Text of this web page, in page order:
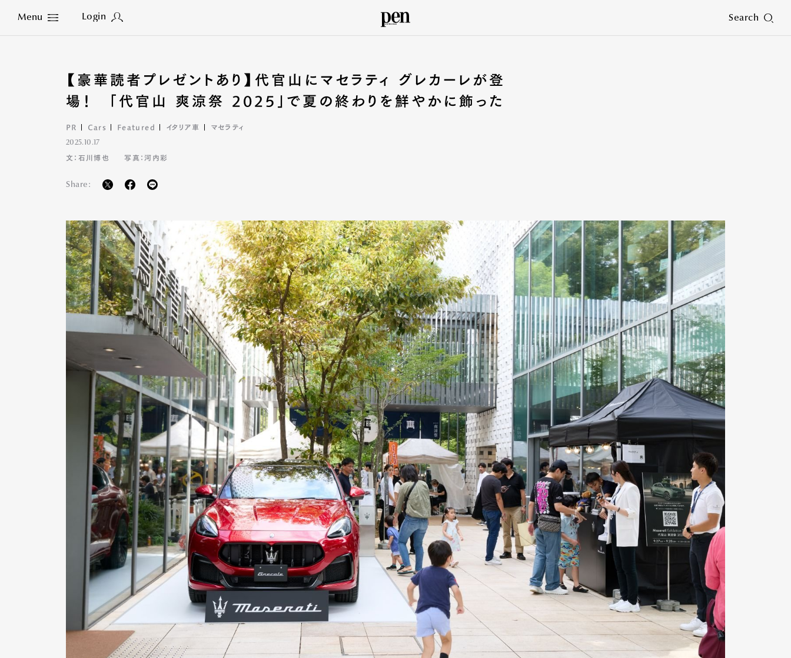
Menu Login Search
Close
【豪華読者プレゼントあり】代官山にマセラティ グレカーレが登
場！ 「代官山 爽涼祭 2025」で夏の終わりを鮮やかに飾った
PR Cars Featured イタリア車 マセラティ
2025.10.17
文：石川博也 写真：河内彩
Share: